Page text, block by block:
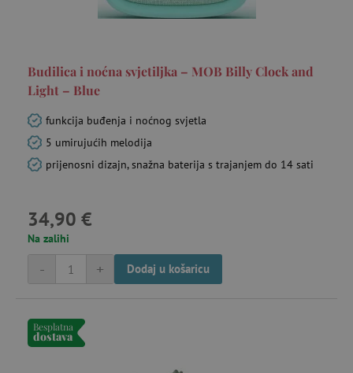
Budilica i noćna svjetiljka – MOB Billy Clock and
Light – Blue
funkcija buđenja i noćnog svjetla
5 umirujućih melodija
prijenosni dizajn, snažna baterija s trajanjem do 14 sati
34,90 €
Na zalihi
+
- Dodaj u košaricu
Besplatna
dostava